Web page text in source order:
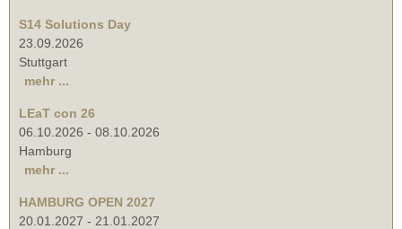
S14 Solutions Day
23.09.2026
Stuttgart
mehr ...
LEaT con 26
06.10.2026 - 08.10.2026
Hamburg
mehr ...
HAMBURG OPEN 2027
20.01.2027 - 21.01.2027